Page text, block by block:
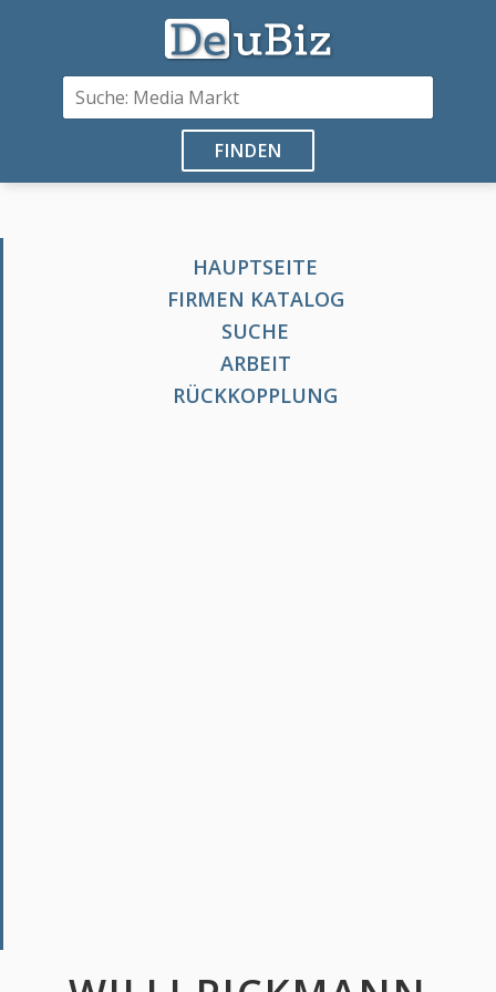
FINDEN
HAUPTSEITE
FIRMEN KATALOG
SUCHE
ARBEIT
RÜCKKOPPLUNG